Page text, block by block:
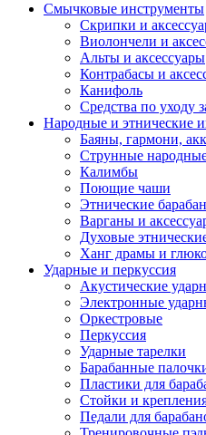
Смычковые инструменты
Скрипки и
Виолончели и
Альты и аксессуары
Контрабасы и
Канифоль
Средства по уходу
Народные и этнические
Баяны, гармони,
Струнные
Калимбы
Поющие чаши
Этнические
Варганы и
Духовые
Ханг драмы и
Ударные и перкуссия
Акустические
Электронные
Оркестровые
Перкуссия
Ударные тарелки
Барабанные
Пластики для
Стойки и
Педали для